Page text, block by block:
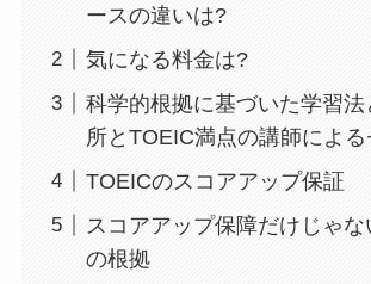
ースの違いは?
気になる料金は?
科学的根拠に基づいた学習法
所とTOEIC満点の講師によ
TOEICのスコアアップ保証
スコアアップ保障だけじゃ
の根拠